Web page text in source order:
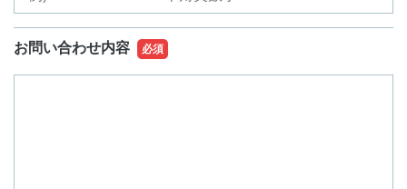
お問い合わせ内容 必須